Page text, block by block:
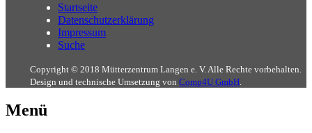
Startseite
Datenschutzerklärung
Impressum
Suche
Copyright © 2018 Mütterzentrum Langen e. V. Alle Rechte vorbehalten.
Design und technische Umsetzung von Comp4U GmbH
Menü